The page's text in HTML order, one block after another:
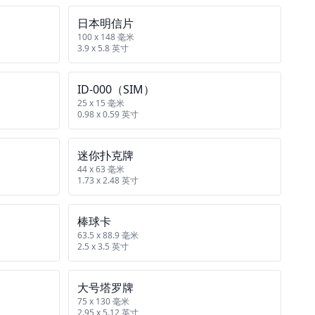
日本明信片
100 x 148 毫米
3.9 x 5.8 英寸
ID‑000（SIM）
25 x 15 毫米
0.98 x 0.59 英寸
迷你扑克牌
44 x 63 毫米
1.73 x 2.48 英寸
棒球卡
63.5 x 88.9 毫米
2.5 x 3.5 英寸
大号塔罗牌
75 x 130 毫米
2.95 x 5.12 英寸